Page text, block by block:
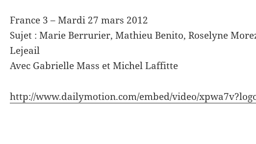
France 3 – Mardi 27 mars 2012
Sujet : Marie Berrurier, Mathieu Benito, Roselyne
Lejeail
Avec Gabrielle Mass et Michel Laffitte
http://www.dailymotion.com/embed/video/